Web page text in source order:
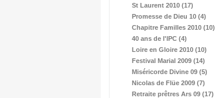
St Laurent 2010 (17)
Promesse de Dieu 10 (4)
Chapitre Familles 2010 (10)
40 ans de l'IPC (4)
Loire en Gloire 2010 (10)
Festival Marial 2009 (14)
Miséricorde Divine 09 (5)
Nicolas de Flüe 2009 (7)
Retraite prêtres Ars 09 (17)